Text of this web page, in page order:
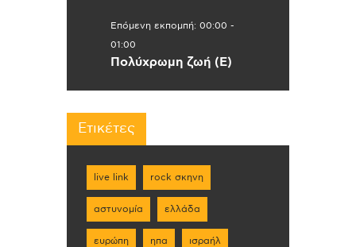
Επόμενη εκπομπή: 00:00 -
01:00
Πολύχρωμη ζωή (Ε)
Ετικέτες
live link rock σκηνη
αστυνομία ελλάδα
ευρώπη ηπα ισραήλ